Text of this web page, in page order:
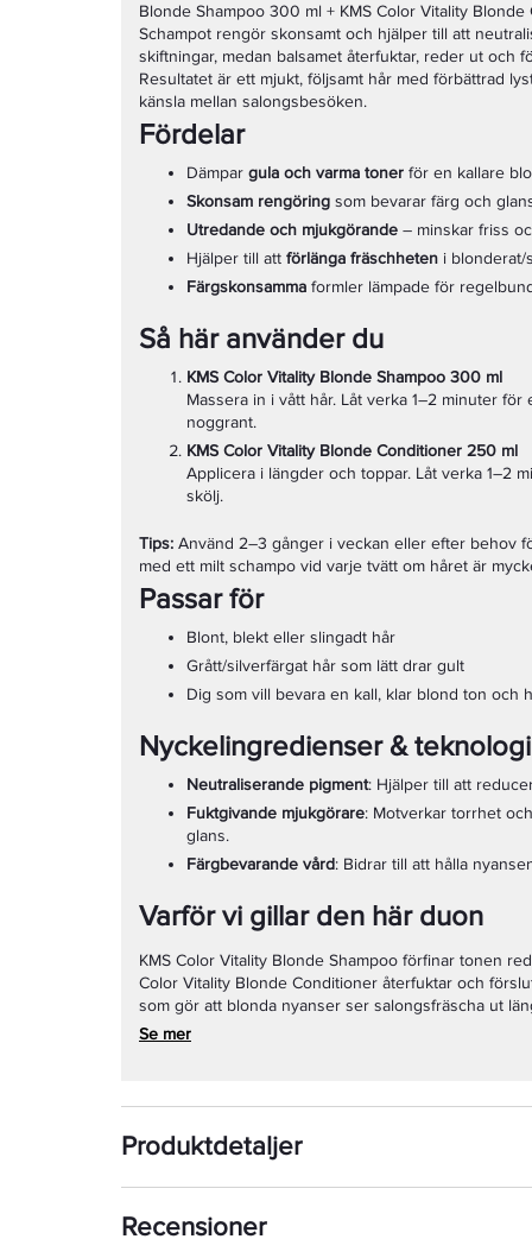
Blonde Shampoo 300 ml + KMS Color Vitality
Schampot rengör skonsamt och hjälper till att
skiftningar, medan balsamet återfuktar, reder ut och
Resultatet är ett mjukt, följsamt hår med förbättrad
känsla mellan salongsbesöken.
Fördelar
Dämpar gula och varma toner för en kallare
Skonsam rengöring som bevarar färg och
Utredande och mjukgörande – minskar friss
Hjälper till att förlänga fräschheten i blonderat/
Färgskonsamma formler lämpade för
Så här använder du
KMS Color Vitality Blonde Shampoo 300 ml
Massera in i vått hår. Låt verka 1–2 minuter
noggrant.
KMS Color Vitality Blonde Conditioner 250 ml
Applicera i längder och toppar. Låt verka 1–2
skölj.
Tips: Använd 2–3 gånger i veckan eller efter behov
med ett milt schampo vid varje tvätt om håret är
Passar för
Blont, blekt eller slingadt hår
Grått/silverfärgat hår som lätt drar gult
Dig som vill bevara en kall, klar blond ton och
Nyckelingredienser & teknologi
Neutraliserande pigment: Hjälper till att
Fuktgivande mjukgörare: Motverkar torrhet
glans.
Färgbevarande vård: Bidrar till att hålla
Varför vi gillar den här duon
KMS Color Vitality Blonde Shampoo förfinar tonen
Color Vitality Blonde Conditioner återfuktar och
som gör att blonda nyanser ser salongsfräscha ut
Se mer
Produktdetaljer
Recensioner